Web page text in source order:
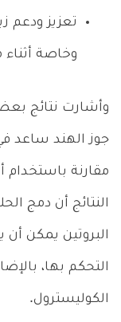
تعزيز ودعم
وخاصة
وأشارت نتائج
جوز الهند ساعد
مقارنة باستخدام
النتائج أن دمج
البروتين يمكن
التحكم بها،
الكوليسترول.